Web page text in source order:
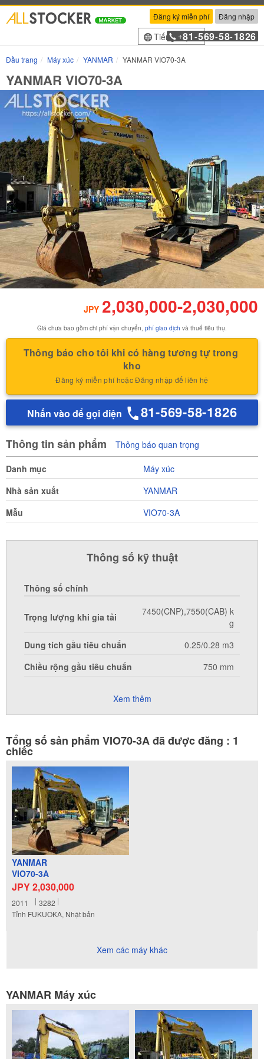
Đăng ký miễn phí Đăng nhập
Tiếng Việt
+81 -569-58-1826
Đầu trang Máy xúc YANMAR YANMAR VIO70-3A
YANMAR VIO70-3A
JPY 2,030,000-2,030,000
Giá chưa bao gồm chi phí vận chuyển, phí giao dịch và thuế tiêu thụ.
Thông báo cho tôi khi có hàng tương tự trong
kho
Đăng ký miễn phí hoặc Đăng nhập để liên hệ
Nhấn vào để gọi điện 81-569-58-1826
Thông tin sản phẩm Thông báo quan trọng
Danh mục
Máy xúc
Nhà sản xuất
YANMAR
Mẫu
VIO70-3A
Thông số kỹ thuật
Thông số chính
Trọng lượng khi gia tải
7450(CNP),7550(CAB) k
g
Dung tích gầu tiêu chuẩn
0.25/0.28 m3
Chiều rộng gầu tiêu chuẩn
750 mm
Xem thêm
Tổng số sản phẩm VIO70-3A đã được đăng : 1
chiếc
YANMAR
VIO70-3A
JPY 2,030,000
2011
3282
Tỉnh FUKUOKA, Nhật bản
Xem các máy khác
YANMAR Máy xúc